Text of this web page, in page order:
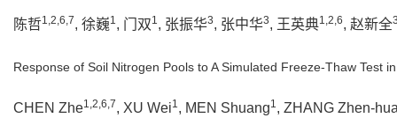
陈哲1,2,6,7, 徐巍1, 门双1, 张振华3, 张中华3, 王英典1,2,6, 赵新全
Response of Soil Nitrogen Pools to A Simulated Freeze-Thaw Test
CHEN Zhe1,2,6,7, XU Wei1, MEN Shuang1, ZHANG Zhen-